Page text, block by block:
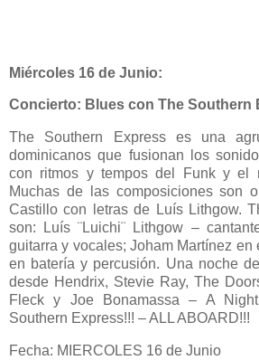
Miércoles 16 de Junio:
Concierto: Blues con The Southern
The Southern Express es una
dominicanos que fusionan los
con ritmos y tempos del Funk y el
Muchas de las composiciones son
Castillo con letras de Luís Lithgow.
son: Luís ¨Luichi¨ Lithgow –
guitarra y vocales; Joham Martínez en
en batería y percusión. Una noche
desde Hendrix, Stevie Ray, The
Fleck y Joe Bonamassa – A
Southern Express!!! – ALL ABOARD!!!
Fecha: MIERCOLES 16 de Junio